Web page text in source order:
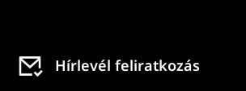
Hírlevél feliratkozás